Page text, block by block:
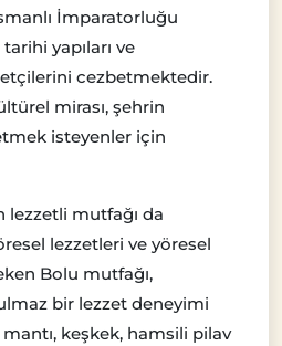
İmparatorluğu
yapıları ve
cezbetmektedir.
mirası, şehrin
isteyenler için
lezzetli mutfağı da
lezzetleri ve yöresel
Bolu mutfağı,
bir lezzet deneyimi
keşkek, hamsili pilav